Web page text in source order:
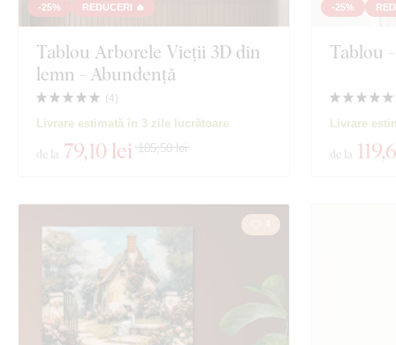
-25% REDUCERI 🔥
Tablou Arborele Vieții 3D din
lemn - Abundență
(4)
Livrare estimată în 3 zile lucrătoare
de la 79,10 lei 105,50 lei
-25%
Tablou
Livrare
de la 119